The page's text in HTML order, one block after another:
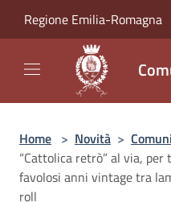
Regione Emilia-Romagna
Home > Novità >
“Cattolica retrò” al via,
favolosi anni vintage tra
roll